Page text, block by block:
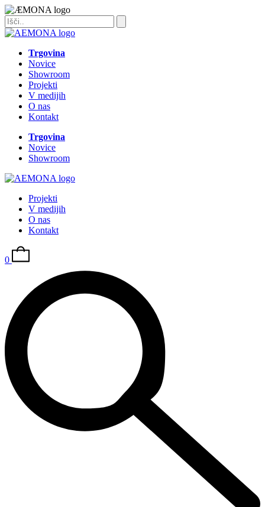
Trgovina
Novice
Showroom
Projekti
V medijih
O nas
Kontakt
Trgovina
Novice
Showroom
Projekti
V medijih
O nas
Kontakt
0